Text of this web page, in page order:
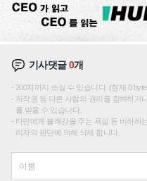
기사댓글0개
200자까지 쓰실 수 있습니다. (현재 0
저작권 등 다른 사람의 권리를 침해하거
를 받을 수 있습니다.
타인에게 불쾌감을 주는 욕설 등 비하하
리자의 판단에 의해 삭제 합니다.